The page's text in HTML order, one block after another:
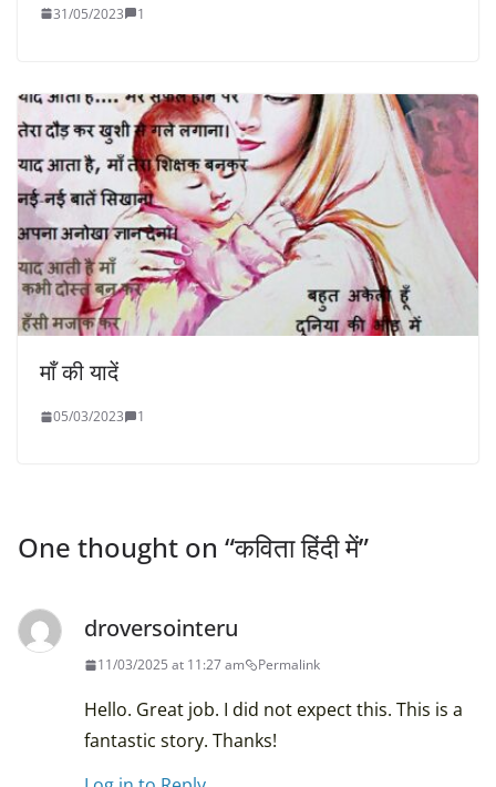
31/05/2023 1
माँ की यादें
05/03/2023 1
One thought on “कविता हिंदी में”
droversointeru
11/03/2025 at 11:27 am Permalink
Hello. Great job. I did not expect this. This is a
fantastic story. Thanks!